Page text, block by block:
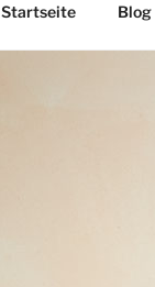
Startseite Blog